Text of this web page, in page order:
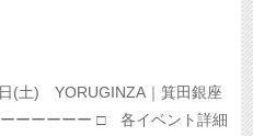
(土) YORUGINZA｜箕田銀座
ーーーーー □ 各イベント詳細